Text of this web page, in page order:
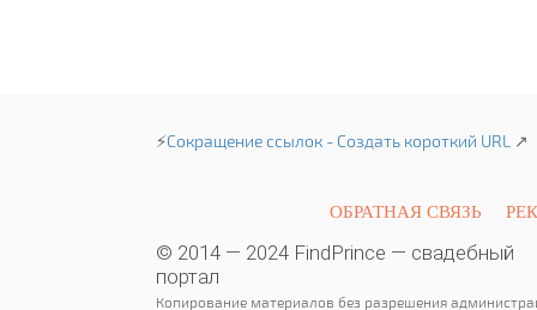
⚡Сокращение ссылок - Создать короткий URL ↗
ОБРАТНАЯ СВЯЗЬ
© 2014 — 2024 FindPrince — свадебный
портал
Копирование материалов без разрешения